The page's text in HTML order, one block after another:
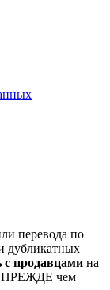
перевода по
дубликатных
с продавцами на
ПРЕЖДЕ чем